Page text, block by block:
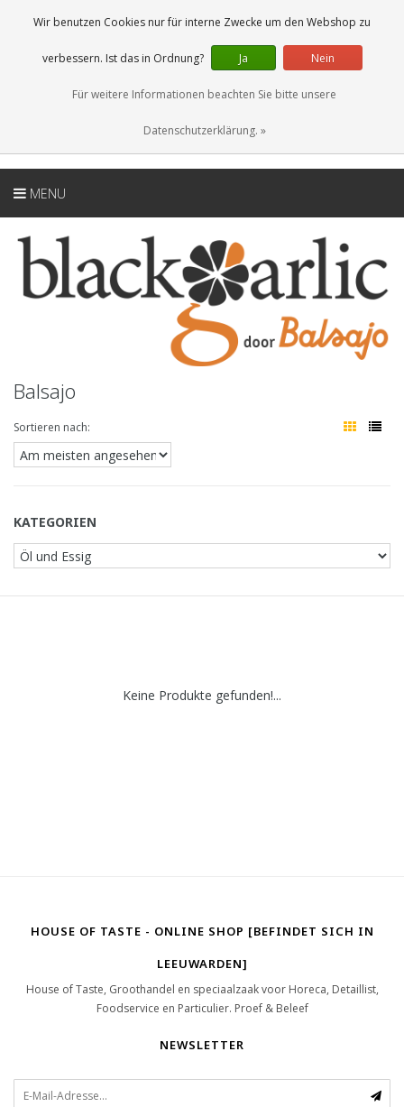
0 Artikel
DE
MENU
Balsajo
Sortieren nach:
KATEGORIEN
Keine Produkte gefunden!...
HOUSE OF TASTE - ONLINE SHOP [BEFINDET SICH IN
LEEUWARDEN]
House of Taste, Groothandel en speciaalzaak voor Horeca, Detaillist,
Foodservice en Particulier. Proef & Beleef
NEWSLETTER
Wir benutzen Cookies nur für interne Zwecke um den Webshop zu
verbessern. Ist das in Ordnung? Ja Nein
Für weitere Informationen beachten Sie bitte unsere
Datenschutzerklärung. »